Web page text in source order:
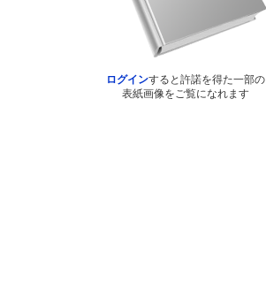
ログインすると許諾を得た一部の
表紙画像をご覧になれます